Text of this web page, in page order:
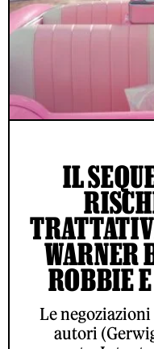
IL
WARNER
ROBBIE
Le
autori